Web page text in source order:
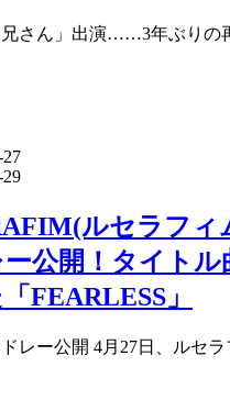
兄さん」出演……3年ぶりの
27
29
ルセラフィ
ー公開！タイト
FEARLESS」
レー公開 4月27日、ルセ